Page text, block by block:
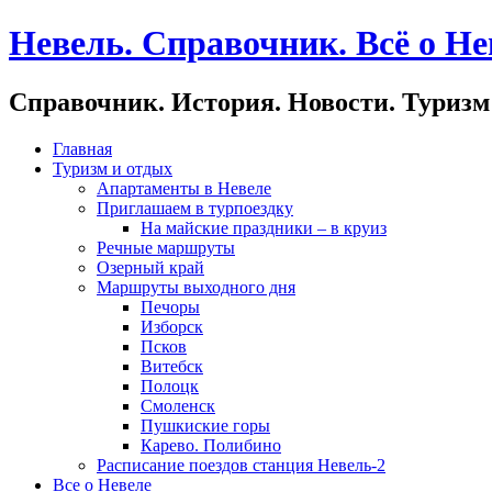
Невель. Справочник. Всё о
Справочник. История. Новости. Туризм
Главная
Туризм и отдых
Апартаменты в Невеле
Приглашаем в турпоездку
На майские праздники – в круиз
Речные маршруты
Озерный край
Маршруты выходного дня
Печоры
Изборск
Псков
Витебск
Полоцк
Смоленск
Пушкиские горы
Карево. Полибино
Расписание поездов станция Невель-2
Все о Невеле